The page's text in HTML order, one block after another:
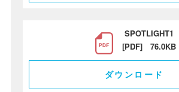
SPOTLIGHT1
[PDF] 76.0KB
ダウンロード